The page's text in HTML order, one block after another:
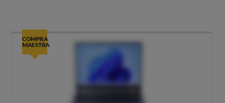
COMPRA
MAESTRA